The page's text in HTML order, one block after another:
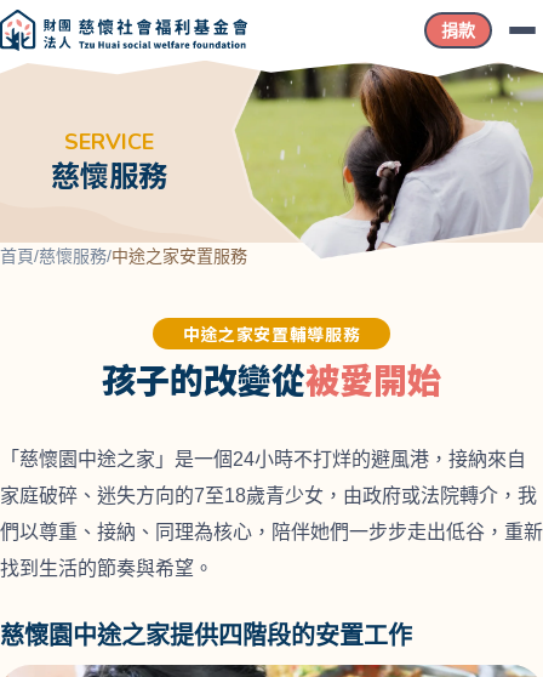
捐款
SERVICE
慈懷服務
首頁/慈懷服務/中途之家安置服務
中途之家安置輔導服務
孩子的改變從被愛開始
「慈懷園中途之家」是一個24小時不打烊的避風港，接納來自
家庭破碎、迷失方向的7至18歲青少女，由政府或法院轉介，我
們以尊重、接納、同理為核心，陪伴她們一步步走出低谷，重新
找到生活的節奏與希望。
慈懷園中途之家提供四階段的安置工作